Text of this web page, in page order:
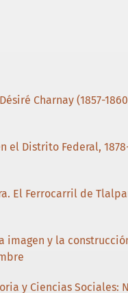
al
en
Charnay (1857-
el Distrito Federal,
El Ferrocarril de
imagen y la
y Ciencias Sociales: